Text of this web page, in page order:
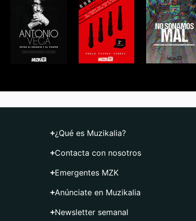
¿Qué es Muzikalia?
Contacta con nosotros
Emergentes MZK
Anúnciate en Muzikalia
Newsletter semanal